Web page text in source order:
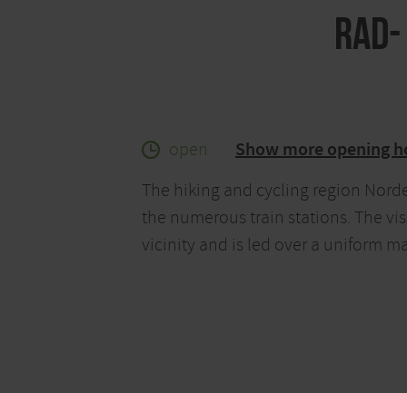
open Show more opening
The hiking and cycling region
the numerous train stations. The
vicinity and is led over a uniform